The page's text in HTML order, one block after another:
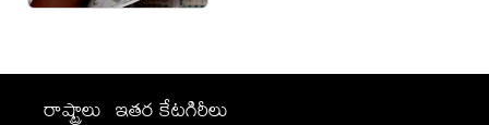
రాష్ట్రాలు ఇతర కేటగిరీలు